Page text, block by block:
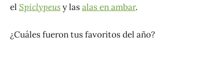
el Spiclypeusy lasalas en ambar.
¿Cuáles fueron tus favoritos del año?